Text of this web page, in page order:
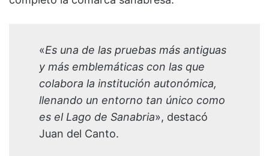
«Es una de las pruebas más antiguas
y más emblemáticas con las que
colabora la institución autonómica,
llenando un entorno tan único como
es el Lago de Sanabria», destacó
Juan del Canto.